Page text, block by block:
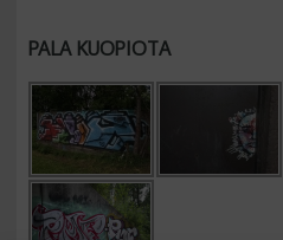
PALA KUOPIOTA